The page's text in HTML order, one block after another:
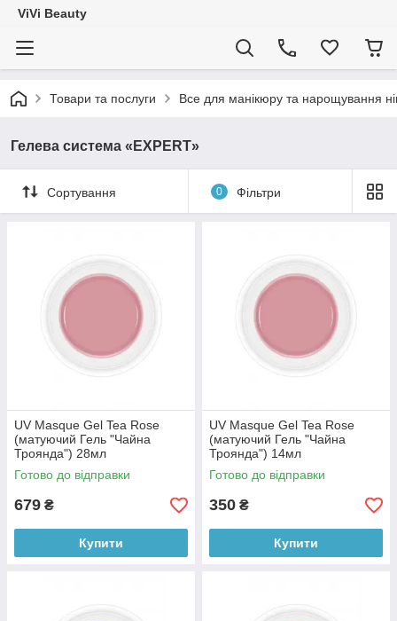
ViVi Beauty
Товари та послуги Все для манікюру та нарощування
Гелева система «EXPERT»
Сортування 0 Фільтри
UV Masque Gel Tea Rose
(матуючий Гель "Чайна
Троянда") 28мл
Готово до відправки
679 ₴
Купити
UV Masque Gel Tea Rose
(матуючий Гель "Чайна
Троянда") 14мл
Готово до відправки
350 ₴
Купити